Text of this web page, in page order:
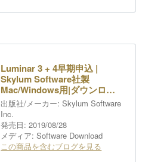
Luminar 3 + 4早期申込 |
Skylum Software社製
Mac/Windows用|ダウンロー
ド版
出版社/メーカー: Skylum Software
Inc.
発売日: 2019/08/28
メディア: Software Download
この商品を含むブログを見る